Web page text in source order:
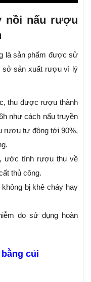
nồi nấu rượu
là sản phẩm được sử
sở sản xuất rượu vì lý
thu được rượu thành
như cách nấu truyền
rượu tự động tới 90%,
ước tính rượu thu về
thủ công.
bị khê cháy hay
do sử dụng hoàn
củi